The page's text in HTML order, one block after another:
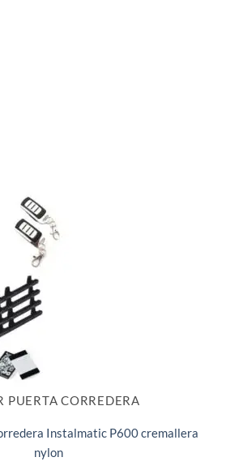
PUERTA CORREDERA
Instalmatic P600 cremallera
nylon